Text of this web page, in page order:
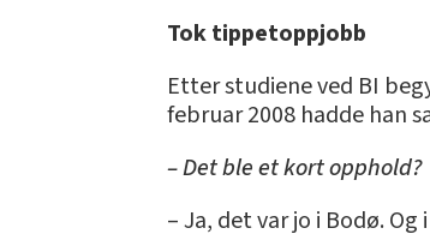
Tok tippetoppjobb
Etter studiene ved BI
februar 2008 hadde han
– Det ble et kort opphold?
– Ja, det var jo i Bodø.